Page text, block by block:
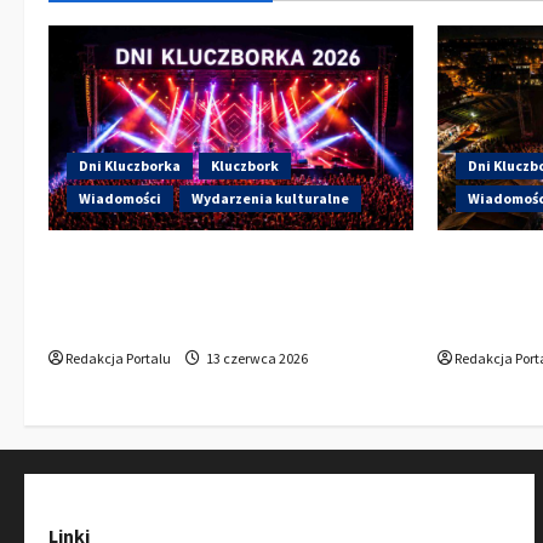
Dni Kluczborka
Kluczbork
Wiadomości
Wydarzenia kulturalne
Redakcja Portalu 13 czerwca 2026
Dni
Redakcja
Linki